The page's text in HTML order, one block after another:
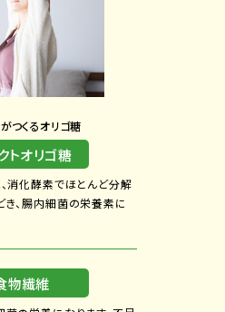
つくるオリゴ糖
トオリゴ糖
消化酵素でほとんど分解
き、腸内細菌の栄養素に
物繊維